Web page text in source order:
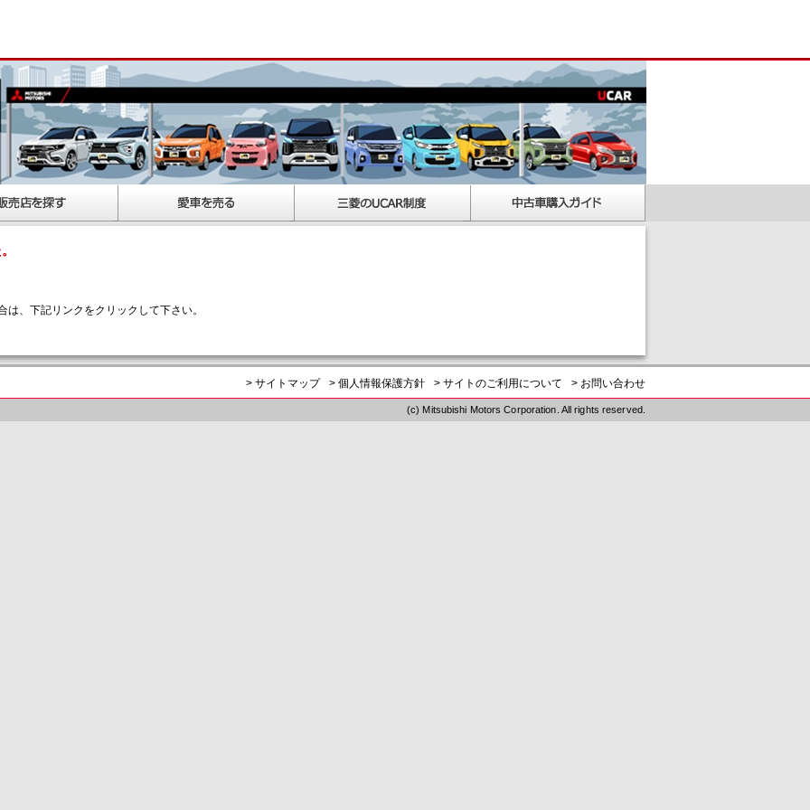
、下記リンクをクリックして下さい。
> サイトマップ > 個人情報保護方針 > サイトのご利用について > お問い合わせ
(c) Mitsubishi Motors Corporation. All rights reserved.